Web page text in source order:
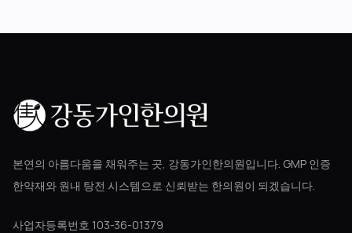
본연의 아름다움을 채워주는 곳, 강동가인한의원입니다. GMP 인증
한약재와 원내 탕전 시스템으로 신뢰받는 한의원이 되겠습니다.
사업자등록번호 103-36-01379